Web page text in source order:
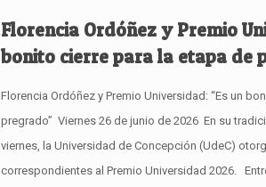
Florencia Ordóñez y Premio
bonito cierre para la etapa de
Florencia Ordóñez y Premio Universidad: “Es un
pregrado” Viernes 26 de junio de 2026 En su
viernes, la Universidad de Concepción (UdeC)
correspondientes al Premio Universidad 2026.